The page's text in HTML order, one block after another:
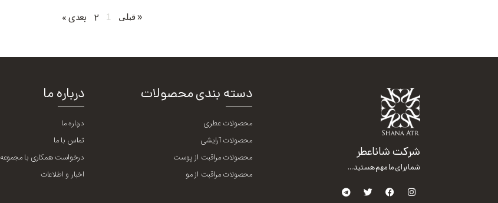
« قبلی 1
2 بعدی »
شرکت شاناعطر
شما برای ما مهم هستید...
دسته بندی محصولات
محصولات عطری
محصولات آرایشی
محصولات مراقبت از پوست
محصولات مراقبت از مو
درباره ما
درباره ما
تماس با ما
درخواست همکاری با مجموعه
اخبار و اطلاعات